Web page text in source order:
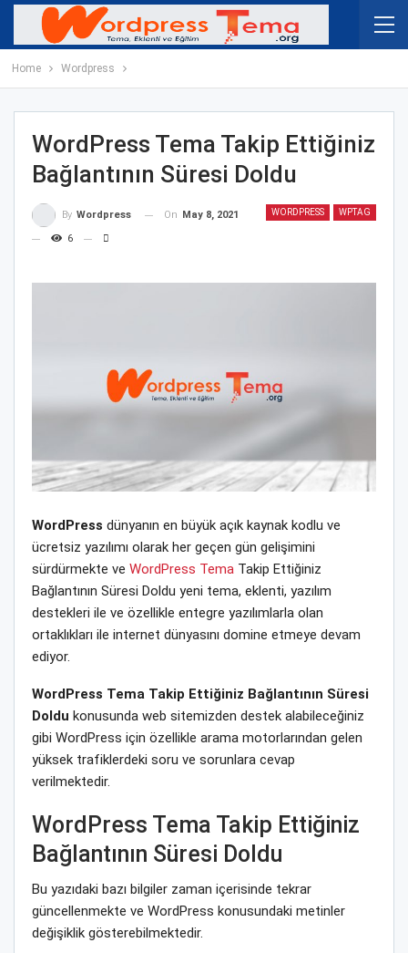
Home Wordpress
WordPress Tema Takip Ettiğiniz
Bağlantının Süresi Doldu
WORDPRESS WPTAG
By Wordpress On May 8, 2021
6
WordPress dünyanın en büyük açık kaynak kodlu ve
ücretsiz yazılımı olarak her geçen gün gelişimini
sürdürmekte ve WordPress Tema Takip Ettiğiniz
Bağlantının Süresi Doldu yeni tema, eklenti, yazılım
destekleri ile ve özellikle entegre yazılımlarla olan
ortaklıkları ile internet dünyasını domine etmeye devam
ediyor.
WordPress Tema Takip Ettiğiniz Bağlantının Süresi
Doldu konusunda web sitemizden destek alabileceğiniz
gibi WordPress için özellikle arama motorlarından gelen
yüksek trafiklerdeki soru ve sorunlara cevap
verilmektedir.
WordPress Tema Takip Ettiğiniz
Bağlantının Süresi Doldu
Bu yazıdaki bazı bilgiler zaman içerisinde tekrar
güncellenmekte ve WordPress konusundaki metinler
değişiklik gösterebilmektedir.